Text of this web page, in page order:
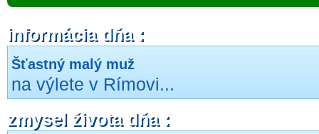
informácia dňa :
Šťastný malý muž
na výlete v Rímovi...
zmysel života dňa :